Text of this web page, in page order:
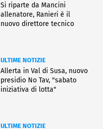
Si riparte da Mancini
allenatore, Ranieri è il
nuovo direttore tecnico
ULTIME NOTIZIE
Allerta in Val di Susa, nuovo
presidio No Tav, "sabato
iniziativa di lotta"
ULTIME NOTIZIE